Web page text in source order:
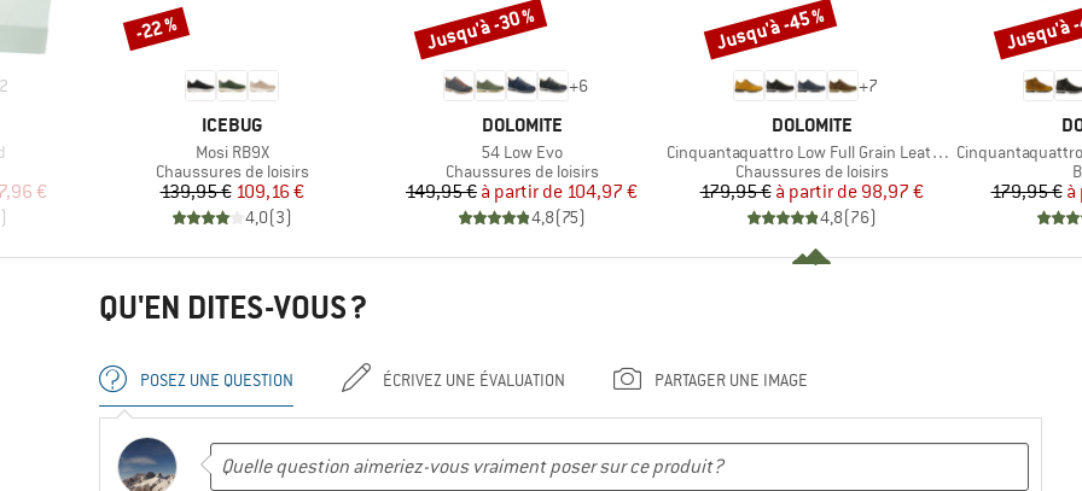
2
€
)
MARQUE
ICEBUG
Article
Mosi RB9X
Product group
Chaussures de loisirs
Prix
139,95 €Prix réduit
109,16 €
4,0(3)
Remise
-22 %
+6
MARQUE
DOLOMITE
Article
54 Low Evo
Product group
Chaussures de loisirs
Prix
149,95 € Prix réduit
à partir de 104,97 €
4,8(75)
Remise
Jusqu'à -30 %
+7
MARQUE
DOLOMITE
Article
Cinquantaquattro Low Full Grain Leather Evo GTX
Product group
Chaussures de loisirs
Prix
179,95 € Prix réduit
à partir de 98,97 €
4,8(76)
Remise
Jusqu'à -45 %
Article
Cinquantaquattro
179,95 € à
Remise
Jusqu'à
QU'EN DITES-VOUS ?
POSEZ UNE QUESTION ÉCRIVEZ UNE ÉVALUATION PARTAGER UNE IMAGE